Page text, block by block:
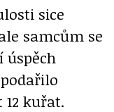
sice
samcům se
úspěch
kuřat.